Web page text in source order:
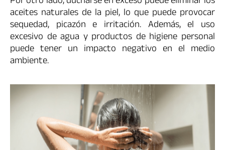
aceites naturales de la piel, lo que puede provocar
sequedad, picazón e irritación. Además, el uso
excesivo de agua y productos de higiene personal
puede tener un impacto negativo en el medio
ambiente.